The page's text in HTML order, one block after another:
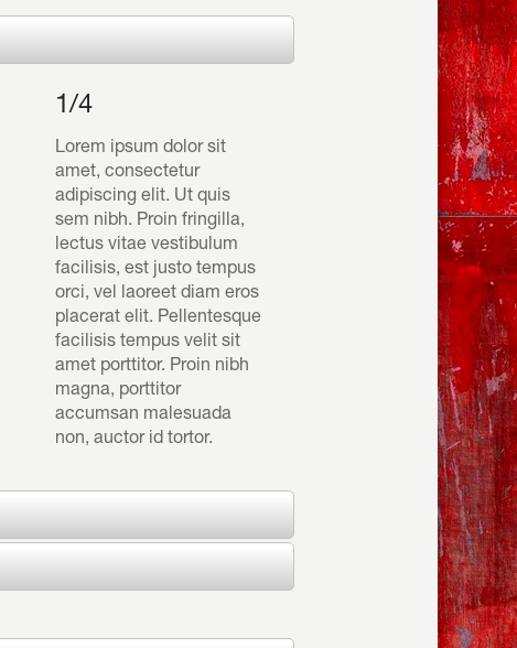
1/4
Lorem ipsum dolor sit
amet, consectetur
adipiscing elit. Ut quis
sem nibh. Proin fringilla,
lectus vitae vestibulum
facilisis, est justo tempus
orci, vel laoreet diam eros
placerat elit. Pellentesque
facilisis tempus velit sit
amet porttitor. Proin nibh
magna, porttitor
accumsan malesuada
non, auctor id tortor.